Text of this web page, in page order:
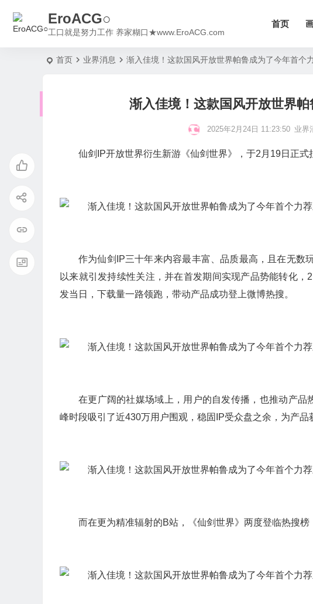
EroACG○
工口就是努力工作 养家糊口★www.EroACG.com
首页
首页 业界消息 渐入佳境！这款国风开放世界帕鲁成为了今年首个
渐入佳境！这款国风开放世界
2025年2月24日 11:23:50 业界
仙剑IP开放世界衍生新游《仙剑世界》，于2月19日正式
作为仙剑IP三十年来内容最丰富、品质最高，且在无数
以来就引发持续性关注，并在首发期间实现产品势能转化
发当日，下载量一路领跑，带动产品成功登上微博热搜。
在更广阔的社媒场域上，用户的自发传播，也推动产
峰时段吸引了近430万用户围观，稳固IP受众盘之余，为产品
而在更为精准辐射的B站，《仙剑世界》两度登临热搜榜